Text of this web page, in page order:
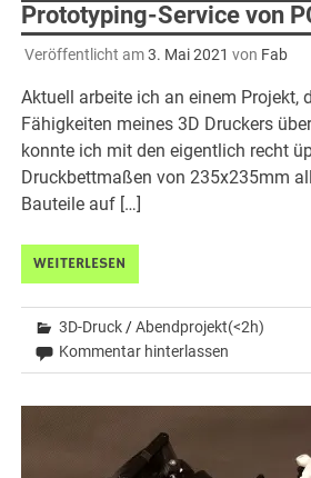
Prototyping-Service von
Veröffentlicht am3. Mai 2021 von Fab
Aktuell arbeite ich an einem Projekt,
Fähigkeiten meines 3D Druckers
konnte ich mit den eigentlich recht
Druckbettmaßen von 235x235mm
Bauteile auf […]
WEITERLESEN
3D-Druck/Abendprojekt(<2h)
Kommentar hinterlassen